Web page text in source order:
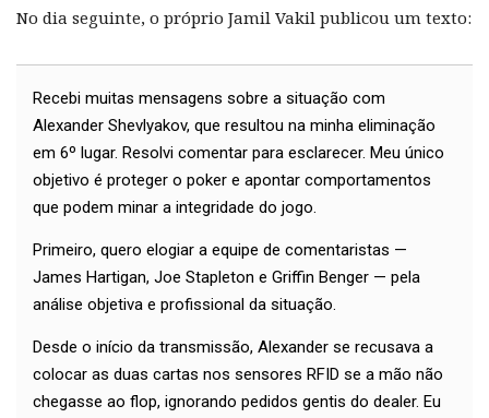
No dia seguinte, o próprio Jamil Vakil publicou um texto:
Recebi muitas mensagens sobre a situação com
Alexander Shevlyakov, que resultou na minha eliminação
em 6º lugar. Resolvi comentar para esclarecer. Meu único
objetivo é proteger o poker e apontar comportamentos
que podem minar a integridade do jogo.
Primeiro, quero elogiar a equipe de comentaristas —
James Hartigan, Joe Stapleton e Griffin Benger — pela
análise objetiva e profissional da situação.
Desde o início da transmissão, Alexander se recusava a
colocar as duas cartas nos sensores RFID se a mão não
chegasse ao flop, ignorando pedidos gentis do dealer. Eu